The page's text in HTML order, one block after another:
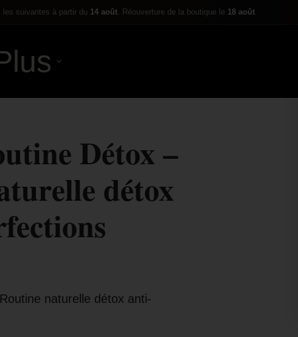
les suivantes à partir du 14 août. Réouverture de la boutique le 18 août.
Détox –
détox
naturelle détox anti-